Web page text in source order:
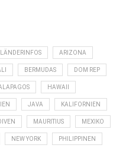
ARIZONA
BERMUDAS DOM REP
HAWAII
JAVA KALIFORNIEN
MAURITIUS MEXIKO
NEW YORK PHILIPPINEN